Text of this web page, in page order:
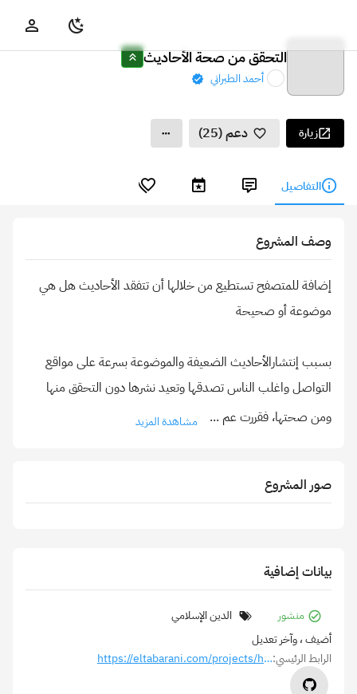
التحقق من صحة الأحاديث
أحمد الطبراني
زيارة دعم (25)
التفاصيل
وصف المشروع
إضافة للمتصفح تستطيع من خلالها أن تتفقد الأحاديث هل هي
بسبب إنتشارالأحاديث الضعيفة والموضوعة بسرعة على مواقع
التواصل واغلب الناس تصدقها وتعيد نشرها دون التحقق منها
ومن صحتها، فقررت عم ... مشاهدة المزيد
صور المشروع
بيانات إضافية
منشور
الدين الإسلامي
أضيف، وآخر تعديل
الرابط الرئيسي:https://eltabarani.com/projects/hadith-checker